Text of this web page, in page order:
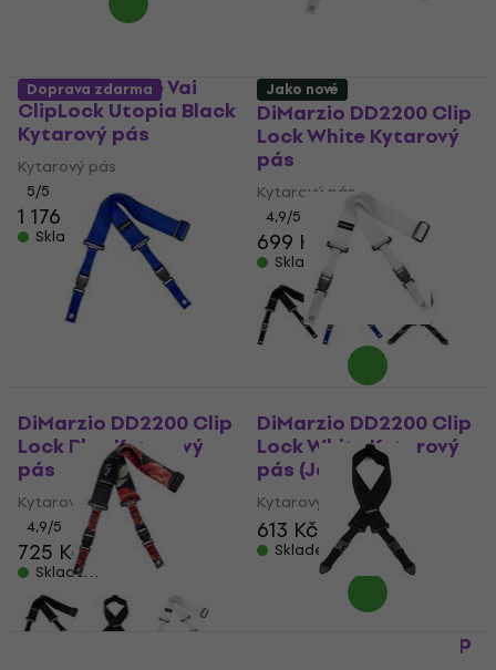
DiMarzio Steve Vai
ClipLock Utopia Black
Kytarový pás
Kytarový pás
5/5
1 176 Kč
Skladem
DiMarzio DD2200 Clip
Lock White Kytarový
pás
Kytarový pás
4,9/5
699 Kč
Skladem
Doprava zdarma
DiMarzio DD2200 Clip
Lock Blue Kytarový
pás
Kytarový pás
4,9/5
725 Kč
Skladem
Jako nové
DiMarzio DD2200 Clip
Lock White Kytarový
pás (Jako nové)
Kytarový pás
613 Kč 650 Kč
Skladem
DiMarzio DD2200 Clip